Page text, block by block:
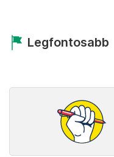
Legfontosabb